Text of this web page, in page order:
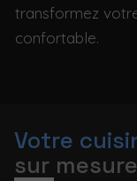
transformez
confortable.
Votre
sur mesure